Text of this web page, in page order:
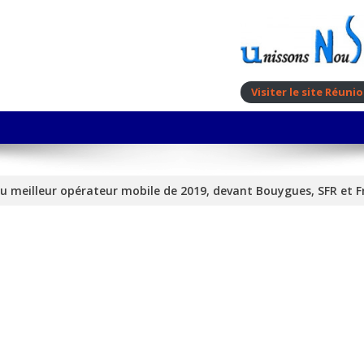
Visiter le site
meilleur opérateur mobile de 2019, devant Bouygues, SFR et